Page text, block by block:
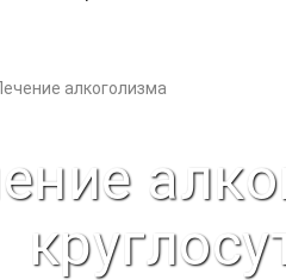
алкоголизма